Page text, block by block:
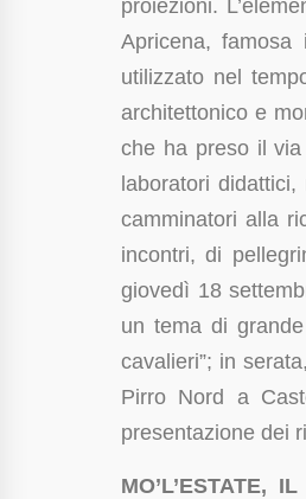
proiezioni.
Apricena,
utilizzato nel
architettonico e
che ha preso il
laboratori
camminatori alla
incontri, di
giovedì 18
un tema di
cavalieri”; in
Pirro Nord a
presentazione dei
MO’L’ESTATE,